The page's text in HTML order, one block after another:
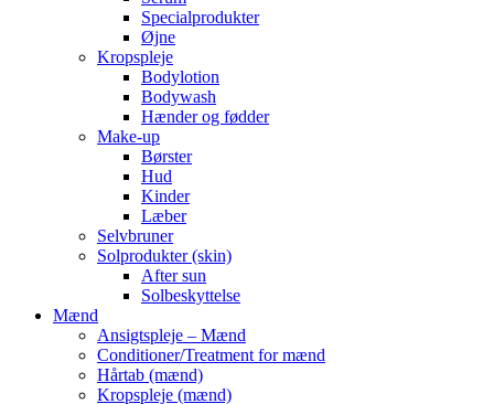
Specialprodukter
Øjne
Kropspleje
Bodylotion
Bodywash
Hænder og fødder
Make-up
Børster
Hud
Kinder
Læber
Selvbruner
Solprodukter (skin)
After sun
Solbeskyttelse
Mænd
Ansigtspleje – Mænd
Conditioner/Treatment for mænd
Hårtab (mænd)
Kropspleje (mænd)